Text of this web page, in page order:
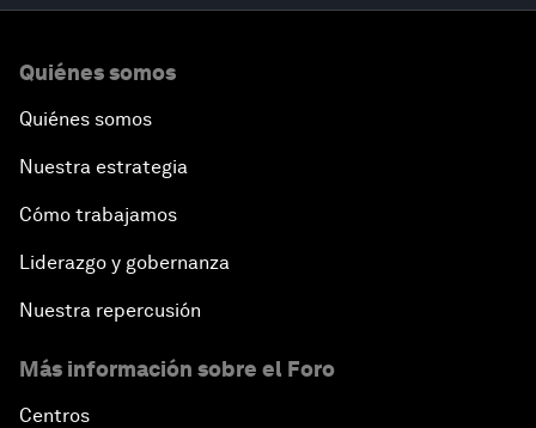
Quiénes somos
Quiénes somos
Nuestra estrategia
Cómo trabajamos
Liderazgo y gobernanza
Nuestra repercusión
Más información sobre el Foro
Centros